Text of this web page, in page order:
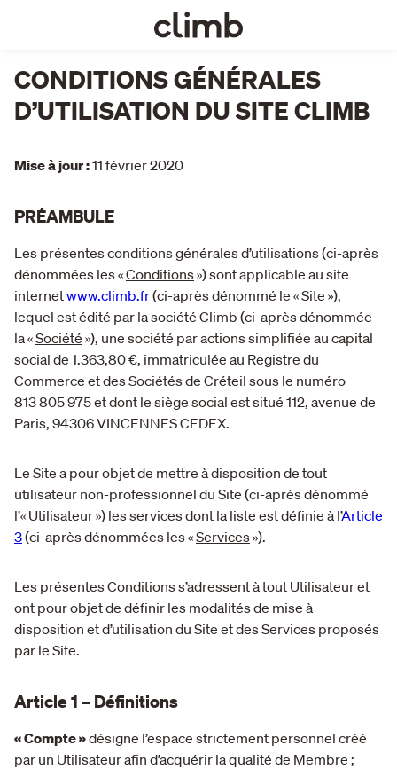
CONDITIONS GÉNÉRALES
D’UTILISATION DU SITE CLIMB
Mise à jour :11 février 2020
PRÉAMBULE
Les présentes conditions générales d’utilisations (ci-après
dénommées les «Conditions») sont applicable au site
internetwww.climb.fr(ci-après dénommé le «Site »),
lequel est édité par la société Climb (ci-après dénommée
la «Société »), une société par actions simplifiée au capital
social de 1.363,80 €, immatriculée au Registre du
Commerce et des Sociétés de Créteil sous le numéro
813 805 975 et dont le siège social est situé 112, avenue de
Paris, 94306 VINCENNES CEDEX.
Le Site a pour objet de mettre à disposition de tout
utilisateur non-professionnel du Site (ci-après dénommé
l’« Utilisateur») les services dont la liste est définie à l’Article
3(ci-après dénommées les «Services»).
Les présentes Conditions s’adressent à tout Utilisateur et
ont pour objet de définir les modalités de mise à
disposition et d’utilisation du Site et des Services proposés
par le Site.
Article 1 – Définitions
« Compte »désigne l’espace strictement personnel créé
par un Utilisateur afin d’acquérir la qualité de Membre ;